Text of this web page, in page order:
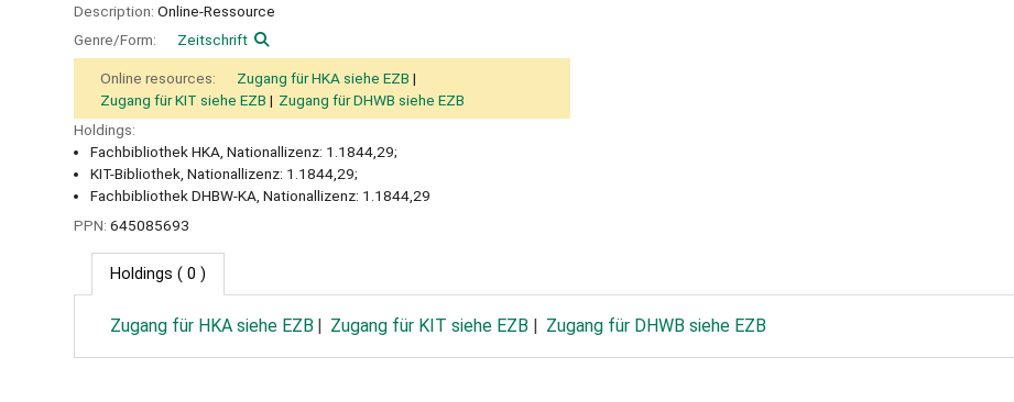
Description: Online-Ressource
Genre/Form:
Zeitschrift
Online resources:
Zugang für HKA siehe EZB
Zugang für KIT siehe EZB
Zugang für DHWB siehe EZB
Holdings:
Fachbibliothek HKA, Nationallizenz: 1.1844,29;
KIT-Bibliothek, Nationallizenz: 1.1844,29;
Fachbibliothek DHBW-KA, Nationallizenz: 1.1844,29
PPN: 645085693
Holdings ( 0 )
Zugang für HKA siehe EZB Zugang für KIT siehe EZB Zugang für DHWB siehe EZB